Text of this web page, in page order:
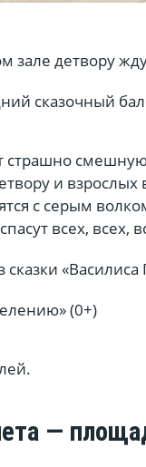
детвору
сказочный
страшно
и
с серым
всех, всех,
«Василиса
(0+)
—